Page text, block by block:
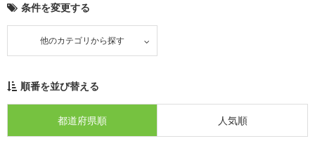
条件を変更する
他のカテゴリから探す
順番を並び替える
都道府県順 人気順